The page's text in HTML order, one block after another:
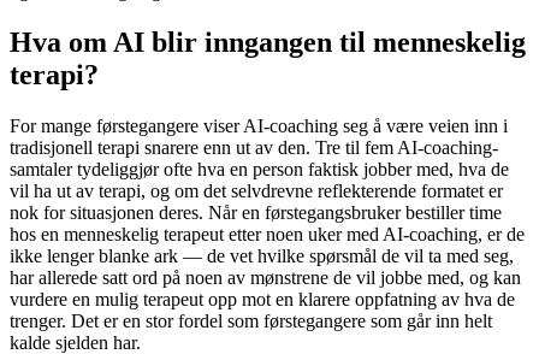
Hva om AI blir inngangen til menneskelig
terapi?
For mange førstegangere viser AI-coaching seg å være veien inn i
tradisjonell terapi snarere enn ut av den. Tre til fem AI-coaching-
samtaler tydeliggjør ofte hva en person faktisk jobber med, hva de
vil ha ut av terapi, og om det selvdrevne reflekterende formatet er
nok for situasjonen deres. Når en førstegangsbruker bestiller time
hos en menneskelig terapeut etter noen uker med AI-coaching, er de
ikke lenger blanke ark — de vet hvilke spørsmål de vil ta med seg,
har allerede satt ord på noen av mønstrene de vil jobbe med, og kan
vurdere en mulig terapeut opp mot en klarere oppfatning av hva de
trenger. Det er en stor fordel som førstegangere som går inn helt
kalde sjelden har.